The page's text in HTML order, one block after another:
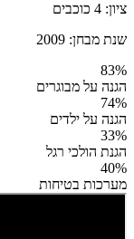
ציון: 4 כוכבים
שנת מבחן: 2009
83%
הגנה על מבוגרים
74%
הגנה על ילדים
33%
הגנת הולכי רגל
40%
מערכות בטיחות